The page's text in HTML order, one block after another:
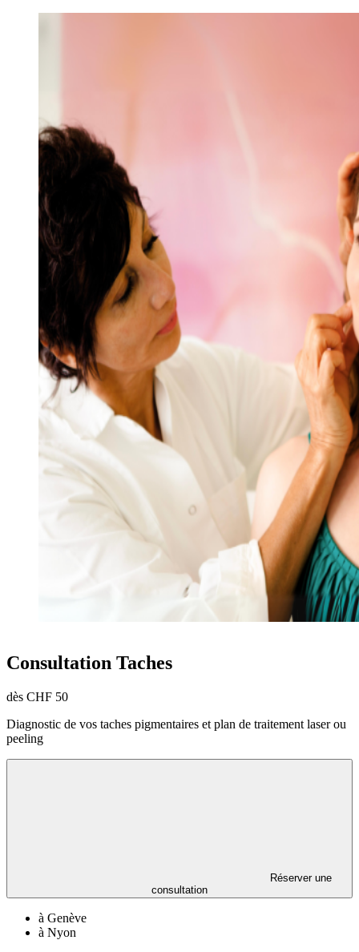
Consultation Taches
dès CHF 50
Diagnostic de vos taches pigmentaires et plan de traitement laser ou
peeling
Réserver une
consultation
à Genève
à Nyon